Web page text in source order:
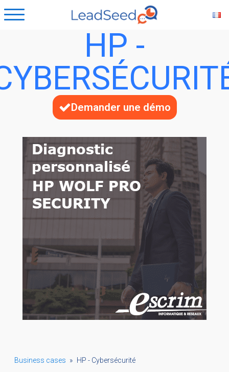
HP -
Demander une démo
Business cases » HP - Cybersécurité